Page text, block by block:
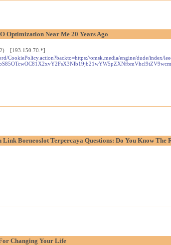
Optimization Near Me 20 Years Ago
[193.150.70.*]
CookiePolicy.action?backto=https://omsk.media/engine/dude/index/
Link Borneoslot Terpercaya Questions: Do You Know The
Changing Your Life